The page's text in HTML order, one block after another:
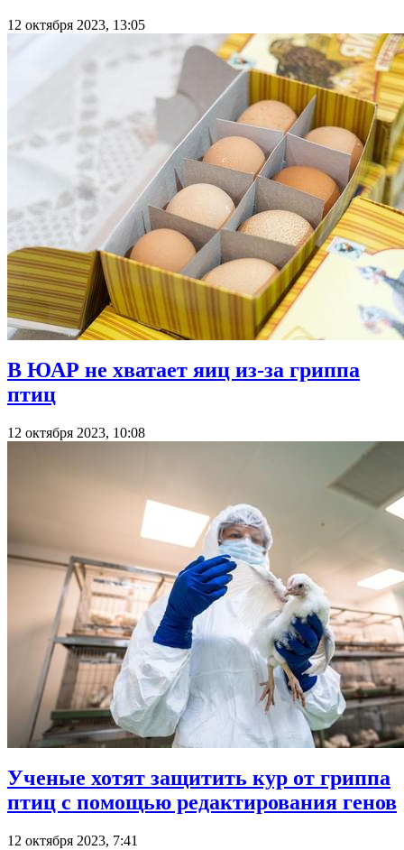
12 октября 2023, 13:05
В ЮАР не хватает яиц из-за гриппа
птиц
12 октября 2023, 10:08
Ученые хотят защитить кур от гриппа
птиц с помощью редактирования генов
12 октября 2023, 7:41